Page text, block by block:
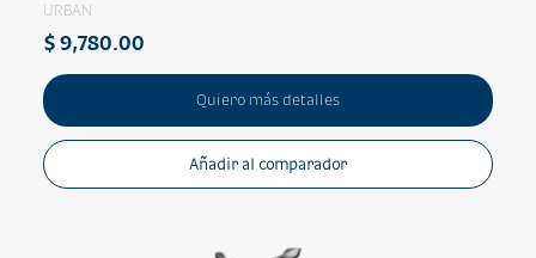
URBAN
$ 9,780.00
Quiero más detalles
Añadir al comparador